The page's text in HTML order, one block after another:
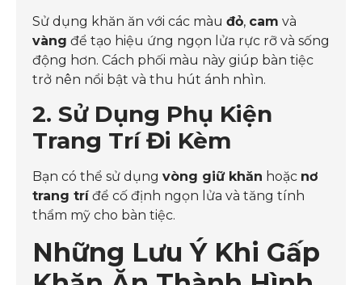
Sử dụng khăn ăn với các màu đỏ, cam và
vàng để tạo hiệu ứng ngọn lửa rực rỡ và sống
động hơn. Cách phối màu này giúp bàn tiệc
trở nên nổi bật và thu hút ánh nhìn.
2. Sử Dụng Phụ Kiện
Trang Trí Đi Kèm
Bạn có thể sử dụng vòng giữ khăn hoặc nơ
trang tríđể cố định ngọn lửa và tăng tính
thẩm mỹ cho bàn tiệc.
Những Lưu Ý Khi Gấp